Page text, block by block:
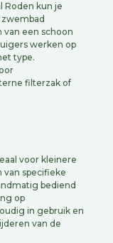
Roden kun je
een schoon
werken op
type.
filterzak of
voor kleinere
specifieke
bediend
op
in gebruik en
van de